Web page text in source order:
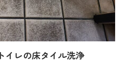
イレの床タイル洗浄